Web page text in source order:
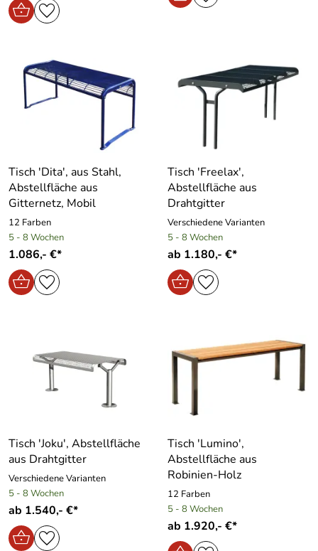
Tisch ′Dita′, aus Stahl,
Abstellfläche aus
Gitternetz, Mobil
12 Farben
5 - 8 Wochen
1.086,- €*
Tisch ′Freelax′,
Abstellfläche aus
Drahtgitter
Verschiedene Varianten
5 - 8 Wochen
ab 1.180,- €*
Tisch ′Joku′, Abstellfläche
aus Drahtgitter
Verschiedene Varianten
5 - 8 Wochen
ab 1.540,- €*
Tisch ′Lumino′,
Abstellfläche aus
Robinien-Holz
12 Farben
5 - 8 Wochen
ab 1.920,- €*